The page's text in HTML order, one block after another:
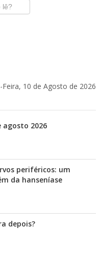
Feira, 10 de Agosto de 2026
agosto 2026
periféricos: um
da hanseníase
depois?